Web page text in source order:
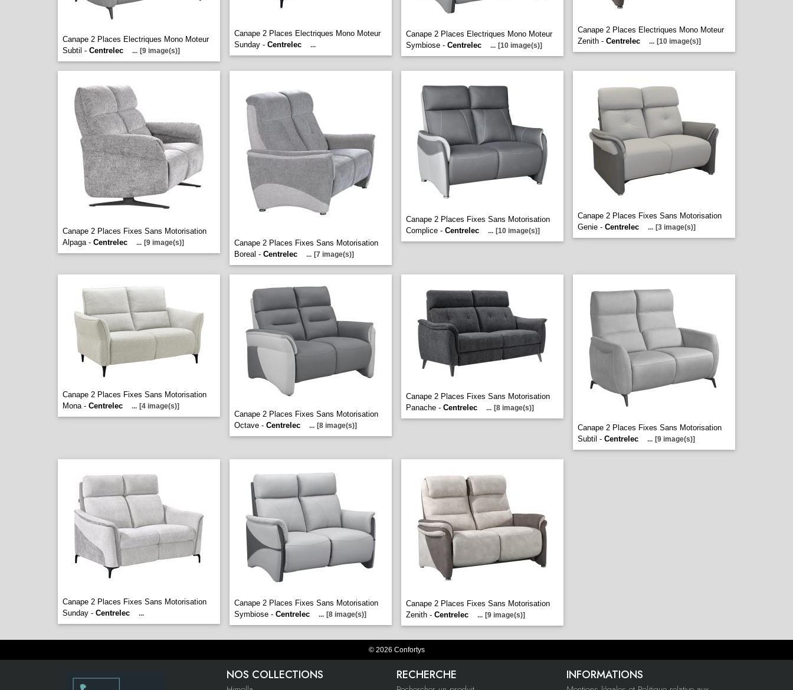
Canape 2 Places Electriques Mono Moteur
Subtil - Centrelec ... [9 image(s)]
Canape 2 Places Electriques Mono Moteur
Sunday - Centrelec ...
Canape 2 Places Electriques Mono Moteur
Symbiose - Centrelec ... [10 image(s)]
Canape 2 Places Electriques Mono Moteur
Zenith - Centrelec ... [10 image(s)]
Canape 2 Places Fixes Sans Motorisation
Alpaga - Centrelec ... [9 image(s)]
Canape 2 Places Fixes Sans Motorisation
Boreal - Centrelec ... [7 image(s)]
Canape 2 Places Fixes Sans Motorisation
Complice - Centrelec ... [10 image(s)]
Canape 2 Places Fixes Sans Motorisation
Genie - Centrelec ... [3 image(s)]
Canape 2 Places Fixes Sans Motorisation
Mona - Centrelec ... [4 image(s)]
Canape 2 Places Fixes Sans Motorisation
Octave - Centrelec ... [8 image(s)]
Canape 2 Places Fixes Sans Motorisation
Panache - Centrelec ... [8 image(s)]
Canape 2 Places Fixes Sans Motorisation
Subtil - Centrelec ... [9 image(s)]
Canape 2 Places Fixes Sans Motorisation
Sunday - Centrelec ...
Canape 2 Places Fixes Sans Motorisation
Symbiose - Centrelec ... [8 image(s)]
Canape 2 Places Fixes Sans Motorisation
Zenith - Centrelec ... [9 image(s)]
© 2026 Confortys
NOS COLLECTIONS RECHERCHE INFORMATIONS